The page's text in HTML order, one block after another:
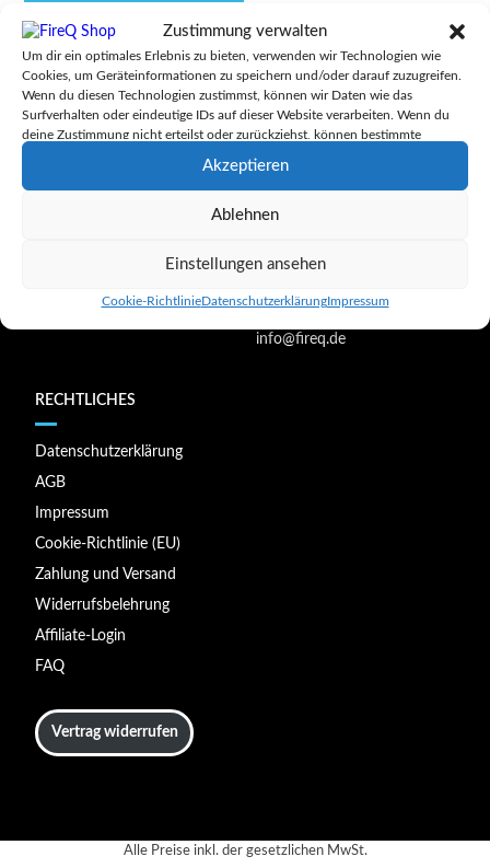
Zustimmung verwalten
Um dir ein optimales Erlebnis zu bieten, verwenden wir Technologien wie
Cookies, um Geräteinformationen zu speichern und/oder darauf zuzugreifen.
Wenn du diesen Technologien zustimmst, können wir Daten wie das
Surfverhalten oder eindeutige IDs auf dieser Website verarbeiten. Wenn du
deine Zustimmung nicht erteilst oder zurückziehst, können bestimmte
Akzeptieren
Ablehnen
Einstellungen ansehen
Cookie-RichtlinieDatenschutzerklärungImpressum
Daimlerstr.14
D-76344 Eggenstein
info@fireq.de
RECHTLICHES
Datenschutzerklärung
AGB
Impressum
Cookie-Richtlinie (EU)
Zahlung und Versand
Widerrufsbelehrung
Affiliate-Login
FAQ
Vertrag widerrufen
Alle Preise inkl. der gesetzlichen MwSt.